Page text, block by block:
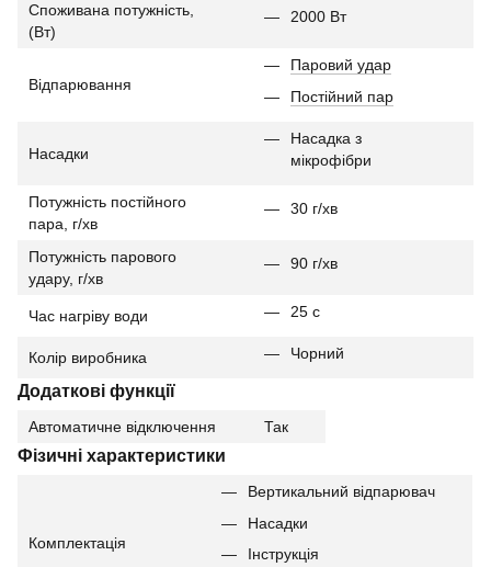
Споживана потужність,
(Вт)
2000 Вт
Відпарювання
Паровий удар
Постійний пар
Насадки
Насадка з
мікрофібри
Потужність постійного
пара, г/хв
30 г/хв
Потужність парового
удару, г/хв
90 г/хв
Час нагріву води 25 с
Колір виробника Чорний
Додаткові функції
Автоматичне відключення Так
Фізичні характеристики
Комплектація
Вертикальний відпарювач
Насадки
Інструкція